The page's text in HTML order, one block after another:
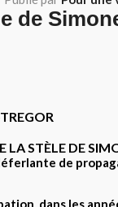
de
LA STÈLE DE
de
dans les